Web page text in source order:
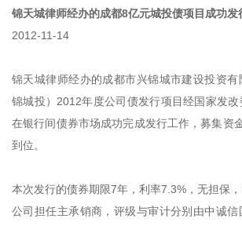
锦天城律师经办的成都8亿元城投债项目成功发
2012-11-14
锦天城律师经办的成都市兴锦城市建设投资
锦城投）2012年度公司债发行项目经国家发
在银行间债券市场成功完成发行工作，募集资
到位。
本次发行的债券期限7年，利率7.3%，无担保
公司担任主承销商，评级与审计分别由中诚